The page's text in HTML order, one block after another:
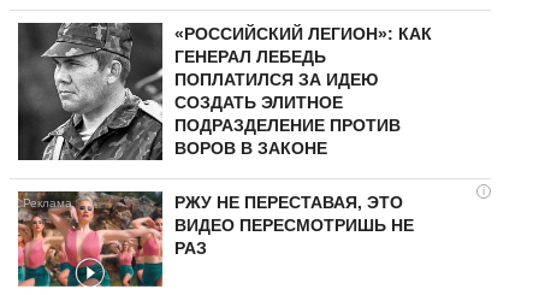
«РОССИЙСКИЙ ЛЕГИОН»: КАК
ГЕНЕРАЛ ЛЕБЕДЬ
ПОПЛАТИЛСЯ ЗА ИДЕЮ
СОЗДАТЬ ЭЛИТНОЕ
ПОДРАЗДЕЛЕНИЕ ПРОТИВ
ВОРОВ В ЗАКОНЕ
i
РЖУ НЕ ПЕРЕСТАВАЯ, ЭТО
ВИДЕО ПЕРЕСМОТРИШЬ НЕ
РАЗ